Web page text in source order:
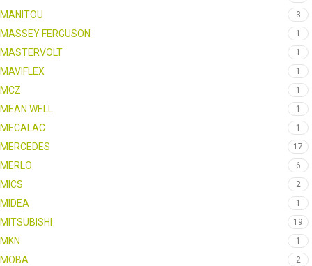
MANITOU 3
MASSEY FERGUSON 1
MASTERVOLT 1
MAVIFLEX 1
MCZ 1
MEAN WELL 1
MECALAC 1
MERCEDES 17
MERLO 6
MICS 2
MIDEA 1
MITSUBISHI 19
MKN 1
MOBA 2